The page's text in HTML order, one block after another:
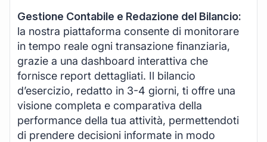
Gestione Contabile e Redazione del Bilancio:
la nostra piattaforma consente di monitorare
in tempo reale ogni transazione finanziaria,
grazie a una dashboard interattiva che
fornisce report dettagliati. Il bilancio
d’esercizio, redatto in 3-4 giorni, ti offre una
visione completa e comparativa della
performance della tua attività, permettendoti
di prendere decisioni informate in modo